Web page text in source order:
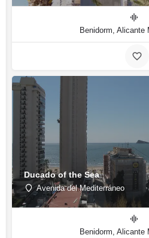
Benidorm, Alicante
Ducado of the Sea
Avenida del Mediterráneo
Benidorm, Alicante